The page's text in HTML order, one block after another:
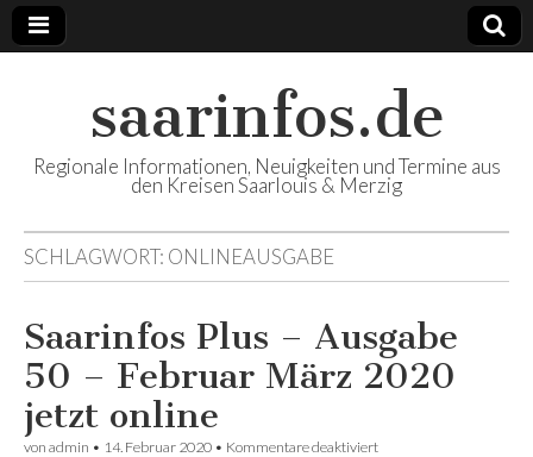
saarinfos.de
Regionale Informationen, Neuigkeiten und Termine aus
den Kreisen Saarlouis & Merzig
SCHLAGWORT: ONLINEAUSGABE
Saarinfos Plus – Ausgabe
50 – Februar März 2020
jetzt online
von admin • 14. Februar 2020 • Kommentare deaktiviert